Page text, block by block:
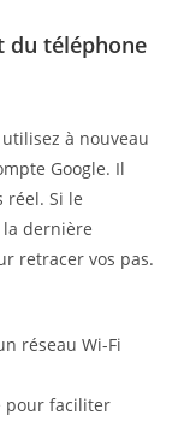
du téléphone
utilisez à nouveau
Google. Il
réel. Si le
dernière
retracer vos pas.
réseau Wi-Fi
pour faciliter